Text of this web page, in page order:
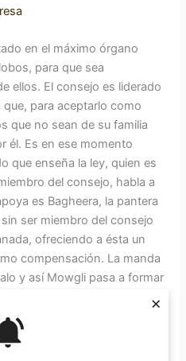
×
en el máximo órgano
para que sea
ellos. El consejo es liderado
para aceptarlo como
que no sean de su familia
él. Es en ese momento
que enseña la ley, quien es
del consejo, habla a
es Bagheera, la pantera
ser miembro del consejo
ofreciendo a ésta un
compensación. La manda
y así Mowgli pasa a formar